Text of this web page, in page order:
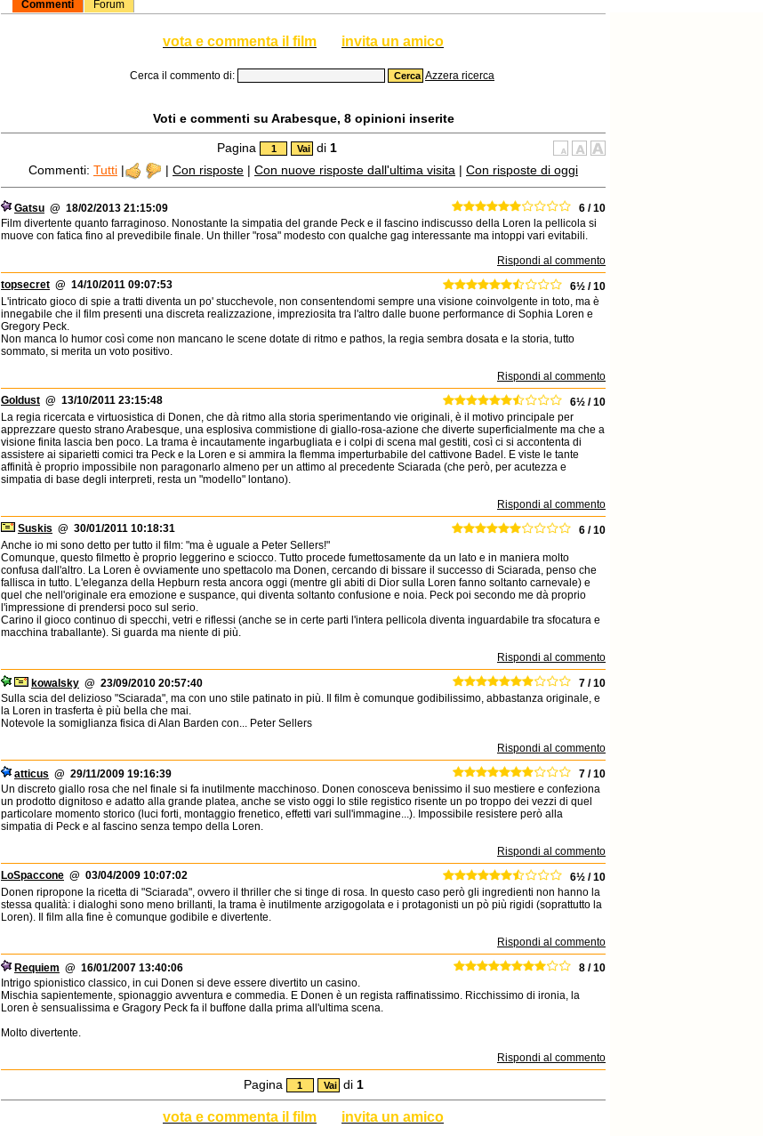
Commenti Forum
vota e commenta il film invita un amico
Cerca il commento di: Azzera ricerca
Voti e commenti su Arabesque, 8 opinioni inserite
Pagina di 1
Commenti: Tutti | | Con risposte | Con nuove risposte dall'ultima visita | Con risposte di oggi
Gatsu @ 18/02/2013 21:15:09
6 / 10
Film divertente quanto farraginoso. Nonostante la simpatia del grande Peck e il fascino indiscusso della Loren la pellicola si
muove con fatica fino al prevedibile finale. Un thiller "rosa" modesto con qualche gag interessante ma intoppi vari evitabili.
Rispondi al commento
topsecret @ 14/10/2011 09:07:53
6½ / 10
L'intricato gioco di spie a tratti diventa un po' stucchevole, non consentendomi sempre una visione coinvolgente in toto, ma è
innegabile che il film presenti una discreta realizzazione, impreziosita tra l'altro dalle buone performance di Sophia Loren e
Gregory Peck.
Non manca lo humor così come non mancano le scene dotate di ritmo e pathos, la regia sembra dosata e la storia, tutto
sommato, si merita un voto positivo.
Rispondi al commento
Goldust @ 13/10/2011 23:15:48
6½ / 10
La regia ricercata e virtuosistica di Donen, che dà ritmo alla storia sperimentando vie originali, è il motivo principale per
apprezzare questo strano Arabesque, una esplosiva commistione di giallo-rosa-azione che diverte superficialmente ma che a
visione finita lascia ben poco. La trama è incautamente ingarbugliata e i colpi di scena mal gestiti, così ci si accontenta di
assistere ai siparietti comici tra Peck e la Loren e si ammira la flemma imperturbabile del cattivone Badel. E viste le tante
affinità è proprio impossibile non paragonarlo almeno per un attimo al precedente Sciarada (che però, per acutezza e
simpatia di base degli interpreti, resta un "modello" lontano).
Rispondi al commento
Suskis @ 30/01/2011 10:18:31
6 / 10
Anche io mi sono detto per tutto il film: "ma è uguale a Peter Sellers!"
Comunque, questo filmetto è proprio leggerino e sciocco. Tutto procede fumettosamente da un lato e in maniera molto
confusa dall'altro. La Loren è ovviamente uno spettacolo ma Donen, cercando di bissare il successo di Sciarada, penso che
fallisca in tutto. L'eleganza della Hepburn resta ancora oggi (mentre gli abiti di Dior sulla Loren fanno soltanto carnevale) e
quel che nell'originale era emozione e suspance, qui diventa soltanto confusione e noia. Peck poi secondo me dà proprio
l'impressione di prendersi poco sul serio.
Carino il gioco continuo di specchi, vetri e riflessi (anche se in certe parti l'intera pellicola diventa inguardabile tra sfocatura e
macchina traballante). Si guarda ma niente di più.
Rispondi al commento
kowalsky @ 23/09/2010 20:57:40
7 / 10
Sulla scia del delizioso "Sciarada", ma con uno stile patinato in più. Il film è comunque godibilissimo, abbastanza originale, e
la Loren in trasferta è più bella che mai.
Notevole la somiglianza fisica di Alan Barden con... Peter Sellers
Rispondi al commento
atticus @ 29/11/2009 19:16:39
7 / 10
Un discreto giallo rosa che nel finale si fa inutilmente macchinoso. Donen conosceva benissimo il suo mestiere e confeziona
un prodotto dignitoso e adatto alla grande platea, anche se visto oggi lo stile registico risente un po troppo dei vezzi di quel
particolare momento storico (luci forti, montaggio frenetico, effetti vari sull'immagine...). Impossibile resistere però alla
simpatia di Peck e al fascino senza tempo della Loren.
Rispondi al commento
LoSpaccone @ 03/04/2009 10:07:02
6½ / 10
Donen ripropone la ricetta di "Sciarada", ovvero il thriller che si tinge di rosa. In questo caso però gli ingredienti non hanno la
stessa qualità: i dialoghi sono meno brillanti, la trama è inutilmente arzigogolata e i protagonisti un pò più rigidi (soprattutto la
Loren). Il film alla fine è comunque godibile e divertente.
Rispondi al commento
Requiem @ 16/01/2007 13:40:06
8 / 10
Intrigo spionistico classico, in cui Donen si deve essere divertito un casino.
Mischia sapientemente, spionaggio avventura e commedia. E Donen è un regista raffinatissimo. Ricchissimo di ironia, la
Loren è sensualissima e Gragory Peck fa il buffone dalla prima all'ultima scena.
Molto divertente.
Rispondi al commento
Pagina di 1
vota e commenta il film invita un amico